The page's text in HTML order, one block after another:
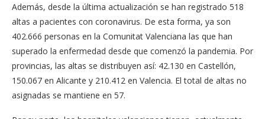
Además, desde la última actualización se han registrado 518
altas a pacientes con coronavirus. De esta forma, ya son
402.666 personas en la Comunitat Valenciana las que han
superado la enfermedad desde que comenzó la pandemia. Por
provincias, las altas se distribuyen así: 42.130 en Castellón,
150.067 en Alicante y 210.412 en Valencia. El total de altas no
asignadas se mantiene en 57.